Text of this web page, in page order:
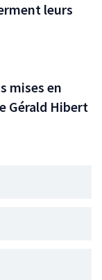
leurs
mises en
Gérald Hibert